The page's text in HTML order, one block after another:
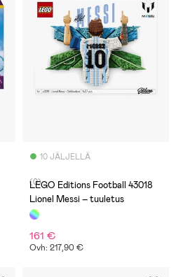
10 JÄLJELLÄ
(0)
LEGO Editions Football 43018
Lionel Messi – tuuletus
161 €
Ovh: 217,90 €